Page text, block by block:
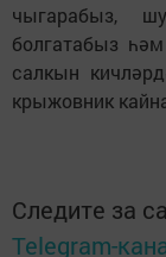
чыгарабыз,
болгатабыз
салкын
крыжовник
Следите за
Telegram-